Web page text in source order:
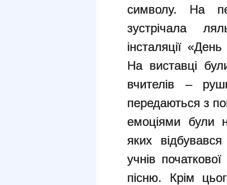
символу. На
зустрічала
інсталяції
На виставці
вчителів –
передаються з
емоціями були
яких
учнів
пісню. Крім